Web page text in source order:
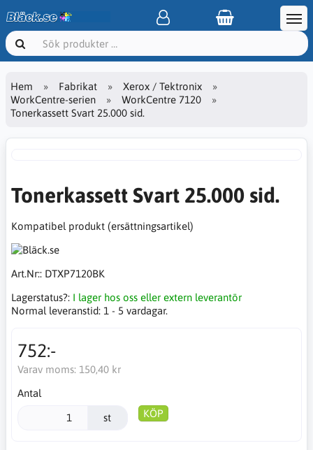
Hem Fabrikat
Xerox / Tektronix
WorkCentre-serien
WorkCentre 7120
Tonerkassett Svart 25.000 sid.
Tonerkassett Svart 25.000 sid.
Kompatibel produkt (ersättningsartikel)
Art.Nr:: DTXP7120BK
Lagerstatus?: I lager hos oss eller extern leverantör
Normal leveranstid: 1 - 5 vardagar.
752:-
Varav moms: 150,40 kr
Antal
st KÖP